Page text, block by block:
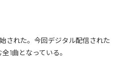
始された。今回デジタル配信された
全1曲となっている。